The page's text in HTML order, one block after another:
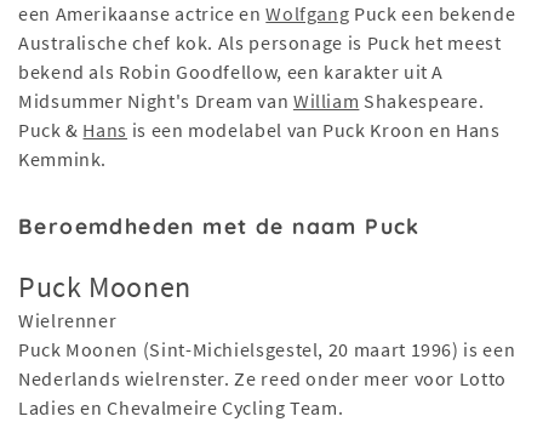
een Amerikaanse actrice enWolfgang Puck een bekende
Australische chef kok. Als personage is Puck het meest
bekend als Robin Goodfellow, een karakter uit A
Midsummer Night's Dream van William Shakespeare.
Puck & Hans is een modelabel van Puck Kroon en Hans
Kemmink.
Beroemdheden met de naam Puck
Puck Moonen
Wielrenner
Puck Moonen (Sint-Michielsgestel, 20 maart 1996) is een
Nederlands wielrenster. Ze reed onder meer voor Lotto
Ladies en Chevalmeire Cycling Team.